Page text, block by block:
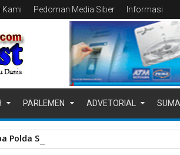
Kami Pedoman Media Siber Informasi
PARLEMEN ADVETORIAL
Polda Sumbar dan Polres Pasbar